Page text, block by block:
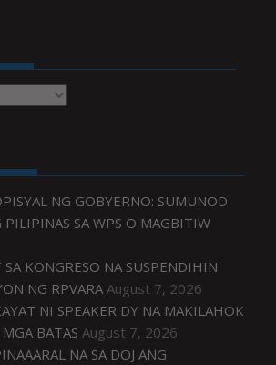
NG GOBYERNO: SUMUNOD
PILIPINAS SA WPS O MAGBITIW
KONGRESO NA SUSPENDIHIN
NG RPVARA August 7, 2026
NI SPEAKER DY NA MAKILAHOK
BATAS August 7, 2026
NA SA DOJ ANG